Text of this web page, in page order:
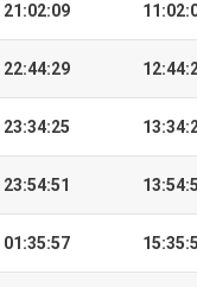
21:02:09
22:44:29
01:35:57